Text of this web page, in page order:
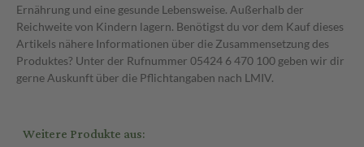
Ernährung und eine gesunde Lebensweise. Außerhalb der
Reichweite von Kindern lagern. Benötigst du vor dem Kauf dieses
Artikels nähere Informationen über die Zusammensetzung des
Produktes? Unter der Rufnummer 05424 6 470 100 geben wir dir
gerne Auskunft über die Pflichtangaben nach LMIV.
Weitere Produkte aus: